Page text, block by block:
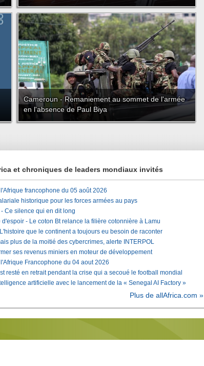
Cameroun - Remaniement au sommet de l'armée
en l'absence de Paul Biya
et chroniques de leaders mondiaux invités
francophone du 05 août 2026
historique pour les forces armées au pays
Ce silence qui en dit long
- Le coton Bt relance la filière cotonnière à Lamu
que le continent a toujours eu besoin de raconter
plus de la moitié des cybercrimes, alerte INTERPOL
ses revenus miniers en moteur de développement
Francophone du 04 aout 2026
resté en retrait pendant la crise qui a secoué le football mondial
artificielle avec le lancement de la « Senegal AI Factory »
Plus de allAfrica.com »